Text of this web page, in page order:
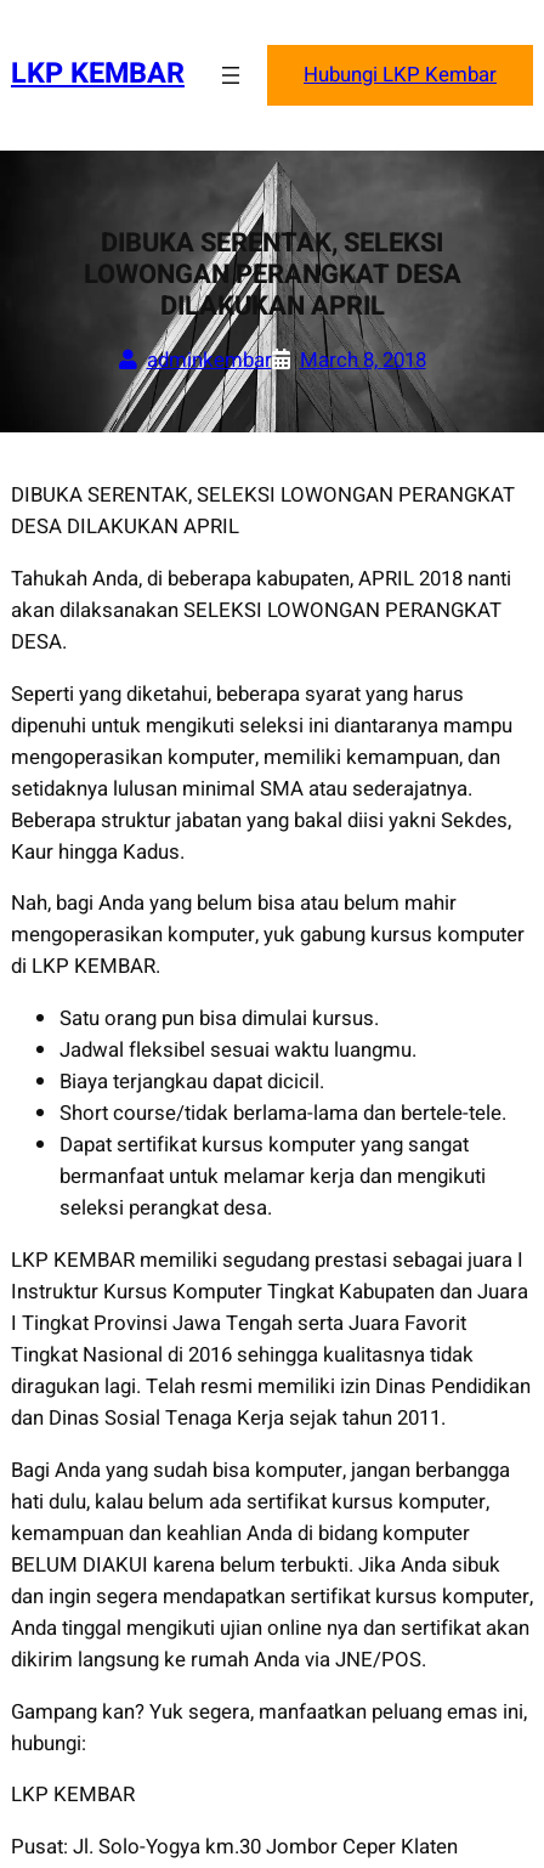
content
LKP KEMBAR Hubungi LKP Kembar
DIBUKA SERENTAK, SELEKSI
LOWONGAN PERANGKAT DESA
DILAKUKAN APRIL
adminkembar March 8, 2018
DIBUKA SERENTAK, SELEKSI LOWONGAN PERANGKAT
DESA DILAKUKAN APRIL
Tahukah Anda, di beberapa kabupaten, APRIL 2018 nanti
akan dilaksanakan SELEKSI LOWONGAN PERANGKAT
DESA.
Seperti yang diketahui, beberapa syarat yang harus
dipenuhi untuk mengikuti seleksi ini diantaranya mampu
mengoperasikan komputer, memiliki kemampuan, dan
setidaknya lulusan minimal SMA atau sederajatnya.
Beberapa struktur jabatan yang bakal diisi yakni Sekdes,
Kaur hingga Kadus.
Nah, bagi Anda yang belum bisa atau belum mahir
mengoperasikan komputer, yuk gabung kursus komputer
di LKP KEMBAR.
Satu orang pun bisa dimulai kursus.
Jadwal fleksibel sesuai waktu luangmu.
Biaya terjangkau dapat dicicil.
Short course/tidak berlama-lama dan bertele-tele.
Dapat sertifikat kursus komputer yang sangat
bermanfaat untuk melamar kerja dan mengikuti
seleksi perangkat desa.
LKP KEMBAR memiliki segudang prestasi sebagai juara I
Instruktur Kursus Komputer Tingkat Kabupaten dan Juara
I Tingkat Provinsi Jawa Tengah serta Juara Favorit
Tingkat Nasional di 2016 sehingga kualitasnya tidak
diragukan lagi. Telah resmi memiliki izin Dinas Pendidikan
dan Dinas Sosial Tenaga Kerja sejak tahun 2011.
Bagi Anda yang sudah bisa komputer, jangan berbangga
hati dulu, kalau belum ada sertifikat kursus komputer,
kemampuan dan keahlian Anda di bidang komputer
BELUM DIAKUI karena belum terbukti. Jika Anda sibuk
dan ingin segera mendapatkan sertifikat kursus komputer,
Anda tinggal mengikuti ujian online nya dan sertifikat akan
dikirim langsung ke rumah Anda via JNE/POS.
Gampang kan? Yuk segera, manfaatkan peluang emas ini,
hubungi:
LKP KEMBAR
Pusat: Jl. Solo-Yogya km.30 Jombor Ceper Klaten